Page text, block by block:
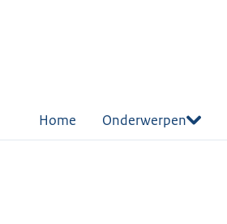
Home Onderwerpen